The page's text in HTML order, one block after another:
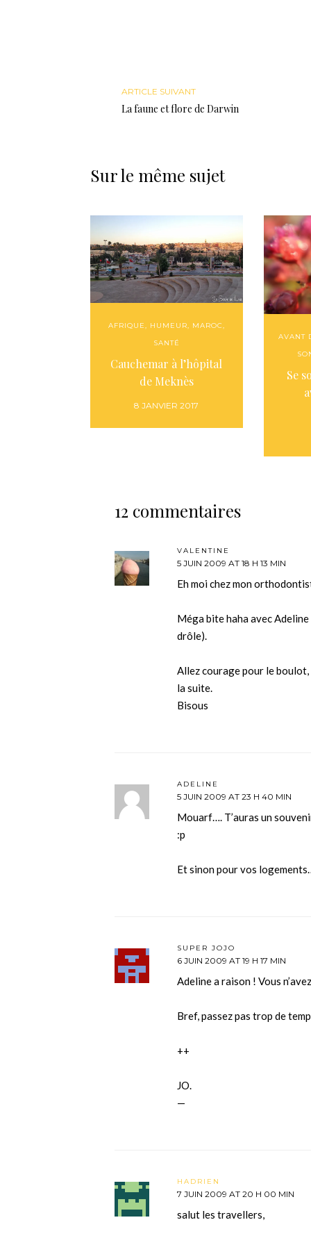
ARTICLE SUIVANT
La faune et flore de Darwin
Sur le même sujet
AFRIQUE, HUMEUR, MAROC,
SANTÉ
Cauchemar à l’hôpital
de Meknès
8 JANVIER 2017
AVANT
Se
12 commentaires
VALENTINE
5 JUIN 2009 AT 18 H 13 MIN
Eh moi chez mon
Méga bite haha avec Adeline
drôle).
Allez courage pour le
la suite.
Bisous
ADELINE
5 JUIN 2009 AT 23 H 40 MIN
Mouarf…. T’auras un
:p
Et sinon pour vos
SUPER JOJO
6 JUIN 2009 AT 19 H 17 MIN
Adeline a raison ! Vous
Bref, passez pas trop de
++
JO.
—
HADRIEN
7 JUIN 2009 AT 20 H 00 MIN
salut les travellers,